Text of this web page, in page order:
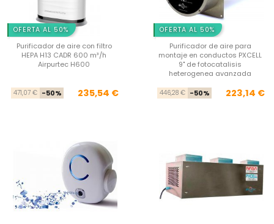
OFERTA AL 50%
Purificador de aire con filtro
HEPA H13 CADR 600 m³/h
Airpurtec H600
Precio base
471,07 € -50% Precio
235,54 €
OFERTA AL 50%
Purificador de aire para
montaje en conductos PXCELL
9" de fotocatalisis
heterogenea avanzada
446,28 € -50% 223,14 €